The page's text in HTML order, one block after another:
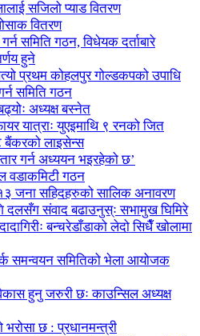
सजिलो प्याड वितरण
पोसाक वितरण
गर्न समिति गठन, विधेयक दर्ताबारे
हुने
प्रथम कोहलपुर गोल्डकपको उपाधि
समिति गठन
अध्यक्ष बस्नेत
यात्राः युएइमाथि ९ रनको जित
बैंकरको लाइसेन्स
गर्न अध्ययन भइरहेको छ’
वडाकमिटी गठन
जना सहिदहरुको सालिक अनावरण
दलसँग संवाद बढाउनुस्ः सभामुख घिमिरे
बन्चरेडाँडाको लेदो सिधैँ खोलामा
समन्वयन समितिको भेला आयोजक
हुनु जरुरी छः काउन्सिल अध्यक्ष
भरोसा छ : प्रधानमन्त्री